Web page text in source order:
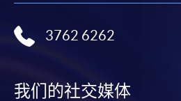
3762 6262
我们的社交媒体